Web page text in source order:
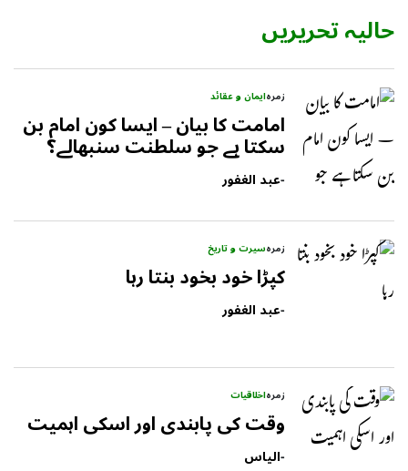
حالیہ تحریریں
زمرہایمان و عقائد
امامت کا بیان – ایسا کون امام بن
سکتا ہے جو سلطنت سنبھالے؟
-عبد الغفور
زمرہسیرت و تاریخ
کپڑا خود بخود بنتا رہا
-عبد الغفور
زمرہاخلاقیات
وقت کی پابندی اور اسکی اہمیت
-الیاس